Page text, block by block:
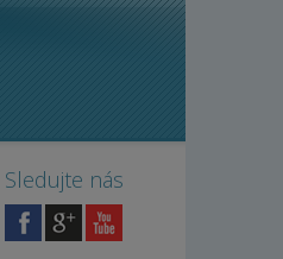
Sledujte nás